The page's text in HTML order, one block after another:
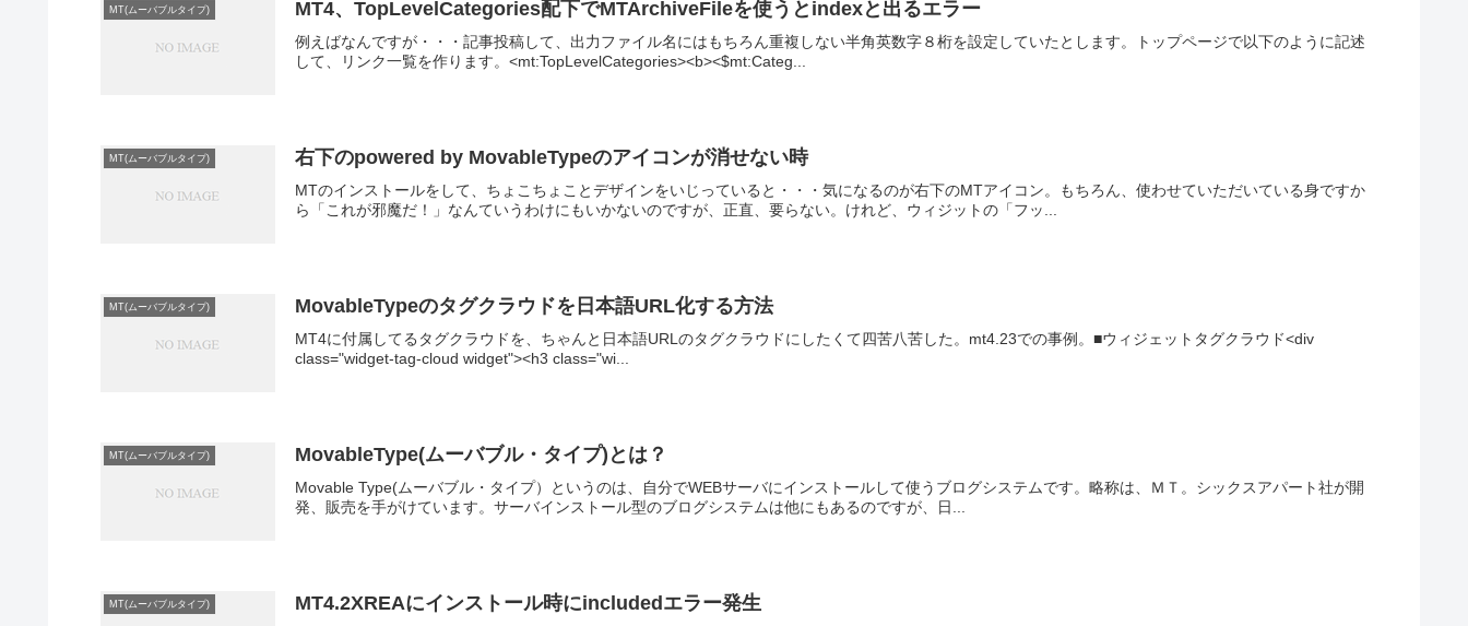
MT(ムーバブルタイプ) MT4、TopLevelCategories配下でMTArchiveFileを使うとindexと出るエラー
例えばなんですが・・・記事投稿して、出力ファイル名にはもちろん重複しない半角英数字８桁を設定していたとします。トップページで以下のように記述
して、リンク一覧を作ります。<mt:TopLevelCategories><b><$mt:Categ...
MT(ムーバブルタイプ) 右下のpowered by MovableTypeのアイコンが消せない時
MTのインストールをして、ちょこちょことデザインをいじっていると・・・気になるのが右下のMTアイコン。もちろん、使わせていただいている身ですか
ら「これが邪魔だ！」なんていうわけにもいかないのですが、正直、要らない。けれど、ウィジットの「フッ...
MT(ムーバブルタイプ) MovableTypeのタグクラウドを日本語URL化する方法
MT4に付属してるタグクラウドを、ちゃんと日本語URLのタグクラウドにしたくて四苦八苦した。mt4.23での事例。■ウィジェットタグクラウド<div
class="widget-tag-cloud widget"><h3 class="wi...
MT(ムーバブルタイプ) MovableType(ムーバブル・タイプ)とは？
Movable Type(ムーバブル・タイプ）というのは、自分でWEBサーバにインストールして使うブログシステムです。略称は、ＭＴ。シックスアパート社が開
発、販売を手がけています。サーバインストール型のブログシステムは他にもあるのですが、日...
MT(ムーバブルタイプ) MT4.2XREAにインストール時にincludedエラー発生